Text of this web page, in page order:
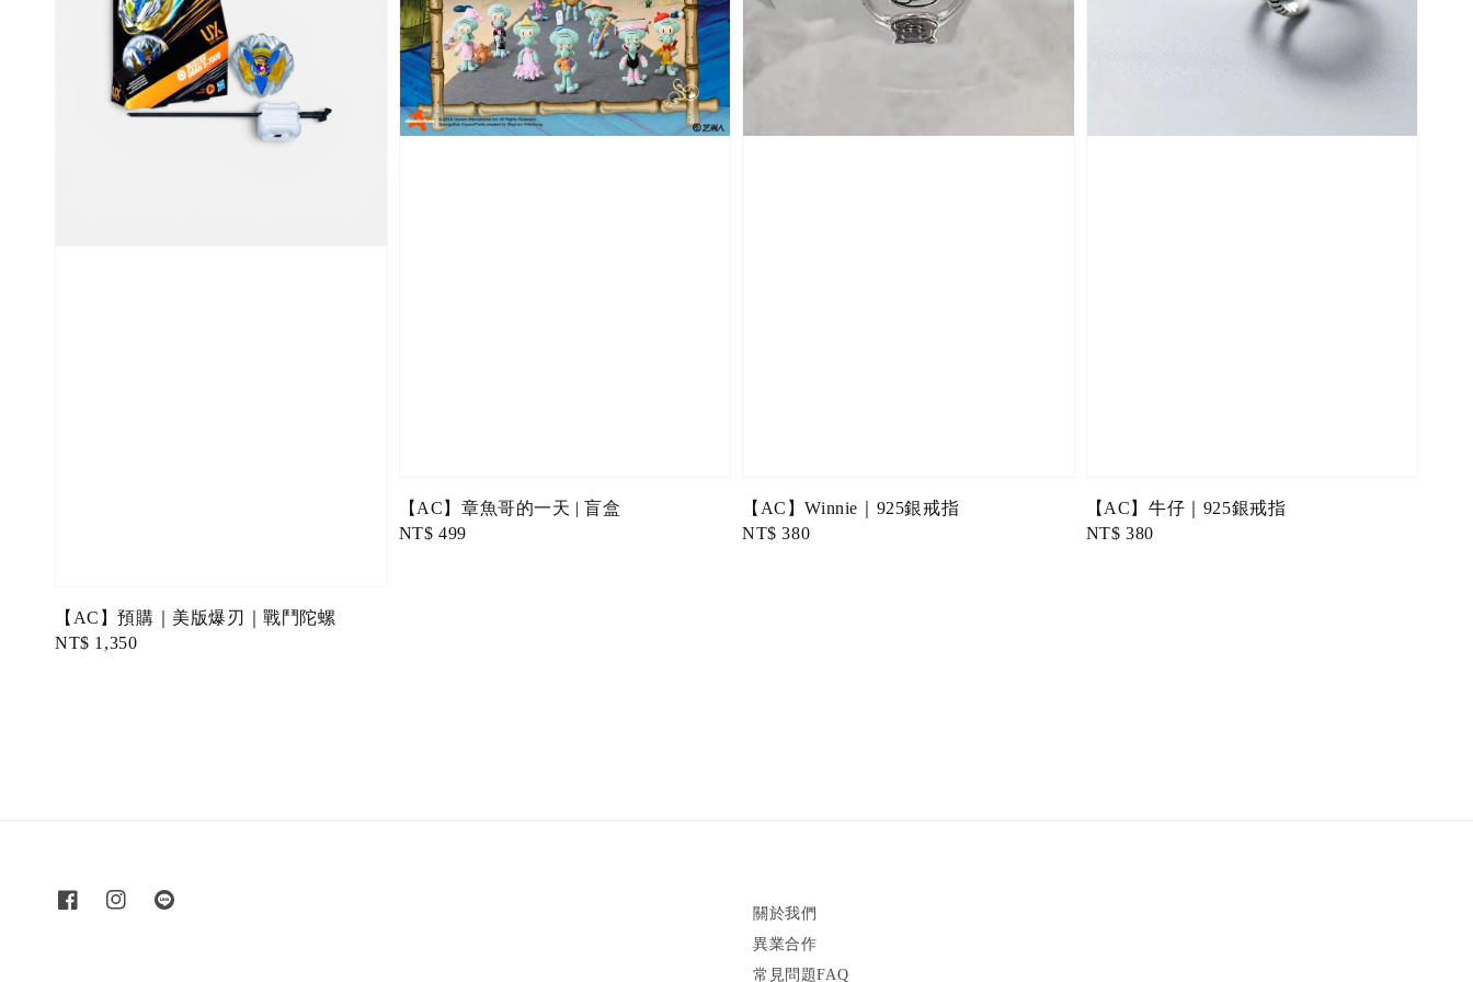
【AC】預購｜美版爆刃｜戰鬥陀螺
Regular
NT$ 1,350
【AC】章魚哥的一天 | 盲盒
Regular
NT$ 499
【AC】Winnie｜925銀戒指
Regular
NT$ 380
【AC】牛仔｜925銀戒指
Regular
NT$ 380
關於我們
異業合作
常見問題FAQ